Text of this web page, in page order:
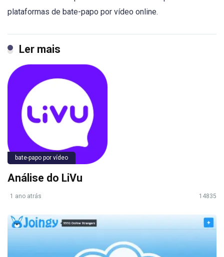
plataformas de bate-papo por vídeo online.
Ler mais
bate-papo por vídeo
Análise do LiVu
1 ano atrás 14835